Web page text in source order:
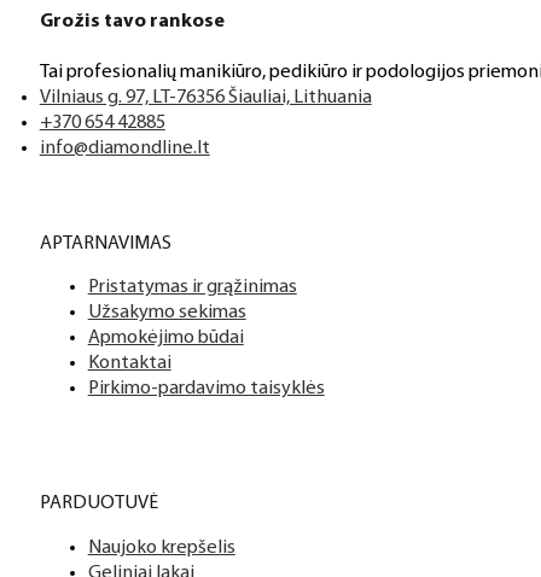
Grožis tavo rankose
Tai profesionalių manikiūro, pedikiūro ir podologijos
Vilniaus g. 97, LT-76356 Šiauliai, Lithuania
+370 654 42885
info@diamondline.lt
APTARNAVIMAS
Pristatymas ir grąžinimas
Užsakymo sekimas
Apmokėjimo būdai
Kontaktai
Pirkimo-pardavimo taisyklės
PARDUOTUVĖ
Naujoko krepšelis
Geliniai lakai